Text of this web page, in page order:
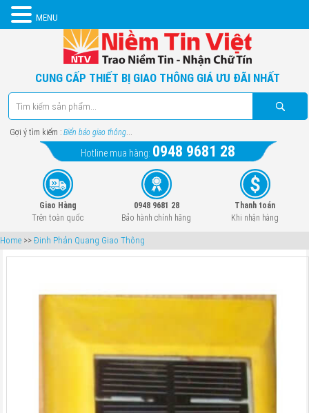
CUNG CẤP THIẾT BỊ GIAO THÔNG GIÁ ƯU ĐÃI NHẤT
Gợi ý tìm kiếm : Biển báo giao thông...
Hotline mua hàng: 0948 9681 28
Giao Hàng
Trên toàn quốc
0948 9681 28
Bảo hành chính hãng
Thanh toán
Khi nhận hàng
Home >> Đinh Phản Quang Giao Thông
MENU